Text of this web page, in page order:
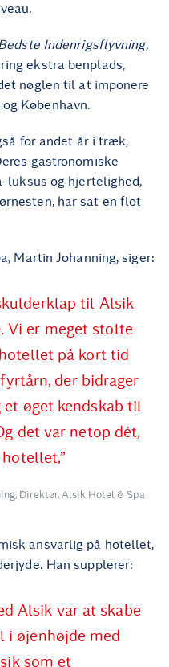
Indenrigsflyvning,
ekstra benplads,
nøglen til at imponere
København.
for andet år i træk,
gastronomiske
luksus og hjertelighed,
har sat en flot
Martin Johanning, siger:
til Alsik
Vi er meget stolte
på kort tid
der bidrager
øget kendskab til
det var netop dét,
Direktør, Alsik Hotel & Spa
ansvarlig på hotellet,
Han supplerer:
Alsik var at skabe
i øjenhøjde med
som et